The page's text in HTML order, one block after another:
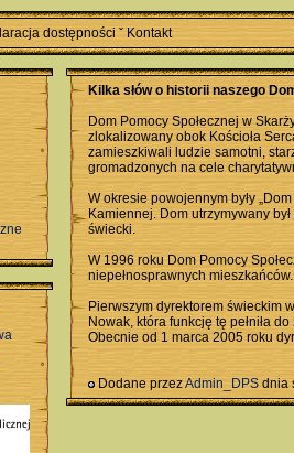
dostępności ˇ Kontakt
Kilka słów o historii naszego
Dom Pomocy Społecznej w
zlokalizowany obok Kościoła
zamieszkiwali ludzie samotni,
gromadzonych na cele
W okresie powojennym były
Kamiennej. Dom utrzymywany
świecki.
W 1996 roku Dom Pomocy
niepełnosprawnych
Pierwszym dyrektorem świeckim
Nowak, która funkcję tę pełniła
Obecnie od 1 marca 2005 roku
Dodane przezAdmin_DPS dnia